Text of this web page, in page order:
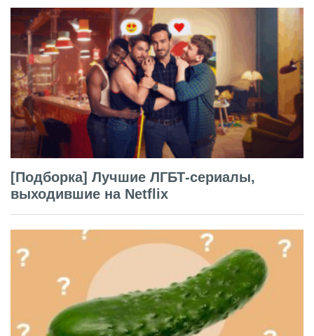
[Подборка] Лучшие ЛГБТ-сериалы,
выходившие на Netflix